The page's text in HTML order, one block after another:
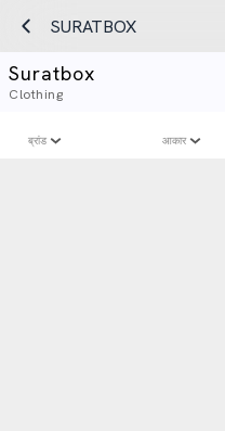
SURATBOX
Suratbox
Clothing
ब्रांड आकार